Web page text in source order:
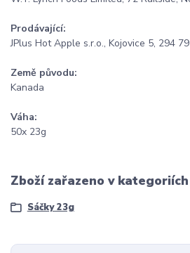
Prodávající:
JPlus Hot Apple s.r.o., Kojovice 5, 294
Země původu:
Kanada
Váha:
50x 23g
Zboží zařazeno v kategoriích
Sáčky 23g